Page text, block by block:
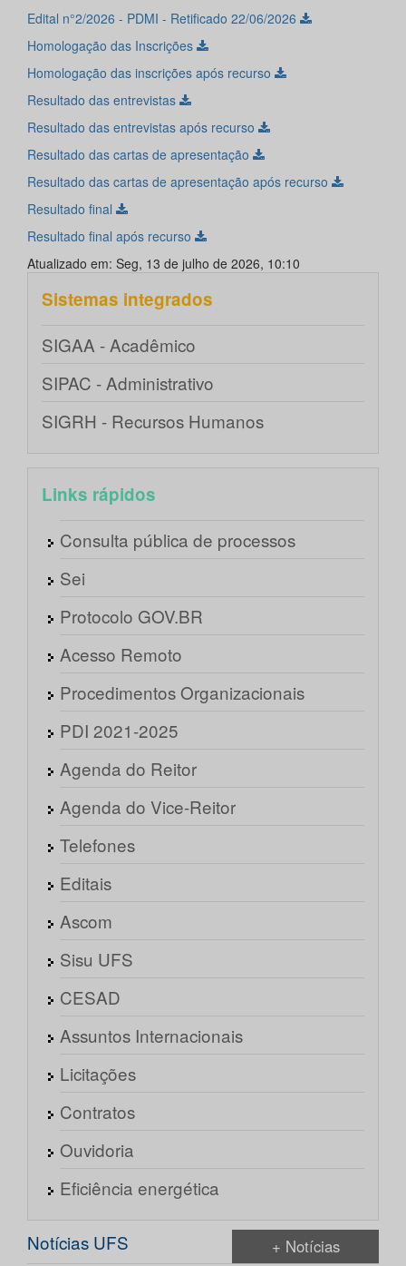
Edital n°2/2026 - PDMI - Retificado 22/06/2026
Homologação das Inscrições
Homologação das inscrições após recurso
Resultado das entrevistas
Resultado das entrevistas após recurso
Resultado das cartas de apresentação
Resultado das cartas de apresentação após recurso
Resultado final
Resultado final após recurso
Atualizado em: Seg, 13 de julho de 2026, 10:10
Sistemas integrados
SIGAA - Acadêmico
SIPAC - Administrativo
SIGRH - Recursos Humanos
Links rápidos
Consulta pública de processos
Sei
Protocolo GOV.BR
Acesso Remoto
Procedimentos Organizacionais
PDI 2021-2025
Agenda do Reitor
Agenda do Vice-Reitor
Telefones
Editais
Ascom
Sisu UFS
CESAD
Assuntos Internacionais
Licitações
Contratos
Ouvidoria
Eficiência energética
Notícias UFS + Notícias